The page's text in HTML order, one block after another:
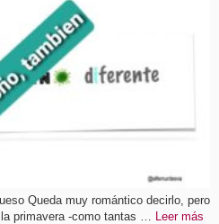
Queda muy romántico decirlo, pero
primavera -como tantas … Leer más